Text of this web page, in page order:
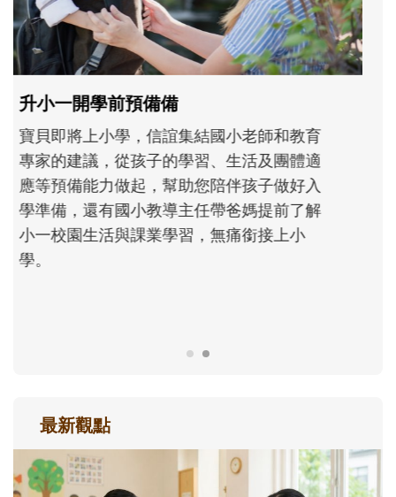
和孩子一起長大的那個男人│讀懂父親的
不同模樣
沒有人天生就擅長當爸爸！男人總是在一次
次「前所未有」的體驗中，跟著孩子一起長
大。從給予安全感的肢體遊戲，到獨立自
主、角色認同及解決問題的能力養成。爸爸
最新觀點